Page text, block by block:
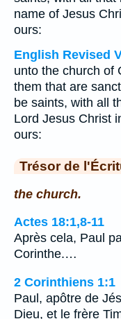
name of Jesus
ours:
English Revised
unto the church of
them that are
be saints, with all
Lord Jesus Christ
ours:
Trésor de
the church.
Actes 18:1,8-11
Après cela, Paul
Corinthe.…
2 Corinthiens 1:1
Paul, apôtre de
Dieu, et le frère